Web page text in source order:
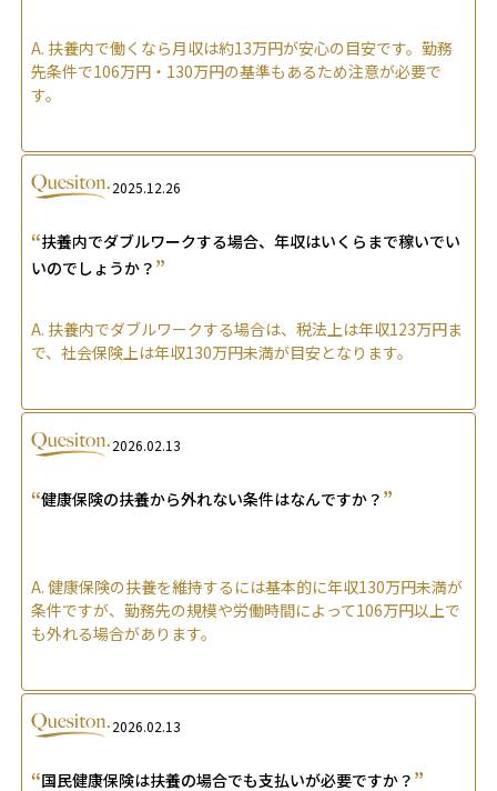
A. 扶養内で働くなら月収は約13万円が安心の目安です。勤務
先条件で106万円・130万円の基準もあるため注意が必要で
す。
2025.12.26
“扶養内でダブルワークする場合、年収はいくらまで稼いでい
いのでしょうか？ ”
A. 扶養内でダブルワークする場合は、税法上は年収123万円ま
で、社会保険上は年収130万円未満が目安となります。
2026.02.13
“健康保険の扶養から外れない条件はなんですか？ ”
A. 健康保険の扶養を維持するには基本的に年収130万円未満が
条件ですが、勤務先の規模や労働時間によって106万円以上で
も外れる場合があります。
2026.02.13
“国民健康保険は扶養の場合でも支払いが必要ですか？ ”